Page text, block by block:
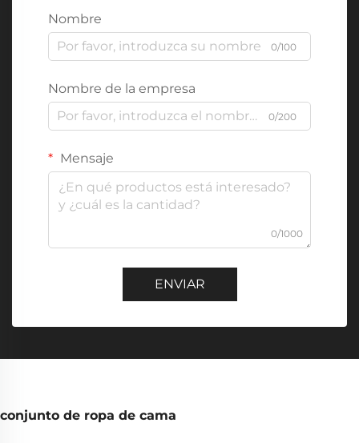
Nombre
0/100
Nombre de la empresa
0/200
Mensaje
0/1000
ENVIAR
conjunto de ropa de cama